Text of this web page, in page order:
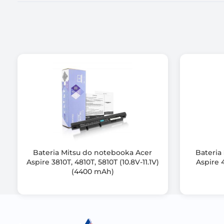
Certyfikat
Zawiera baterię / akumulator
Informacje dodatkowe
Bateria Mitsu do notebooka Acer
Aspire 3810T, 4810T, 5810T (10.8V-11.1V)
(4400 mAh)
Bateria
Aspire